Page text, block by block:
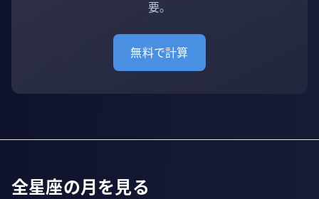
要。
無料で計算
全星座の月を見る